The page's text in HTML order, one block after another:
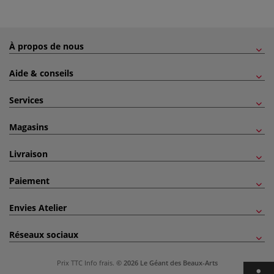
À propos de nous
Aide & conseils
Services
Magasins
Livraison
Paiement
Envies Atelier
Réseaux sociaux
Prix TTC Info frais. © 2026 Le Géant des Beaux-Arts